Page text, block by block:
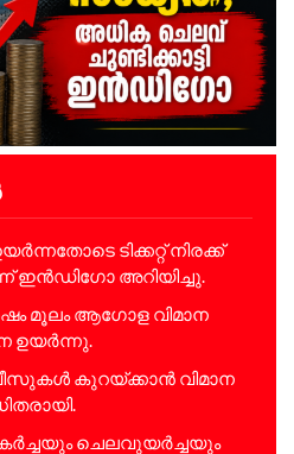
ടിക്കറ്റ് നിരക്ക്
ഇൻഡിഗോ അറിയിച്ചു.
മൂലം ആഗോള വിമാന
ഉയർന്നു.
കുറയ്ക്കാൻ വിമാന
ചെലവുയർച്ചയും